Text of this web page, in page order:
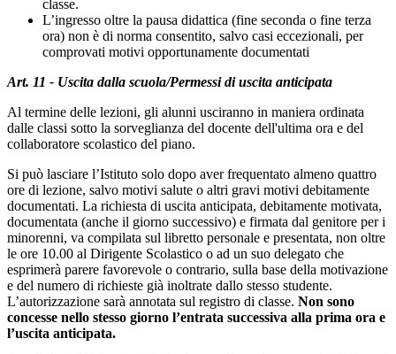
classe.
L’ingresso oltre la pausa didattica (fine seconda o fine terza
ora) non è di norma consentito, salvo casi eccezionali, per
comprovati motivi opportunamente documentati
Art. 11 - Uscita dalla scuola/Permessi di uscita anticipata
Al termine delle lezioni, gli alunni usciranno in maniera ordinata
dalle classi sotto la sorveglianza del docente dell'ultima ora e del
collaboratore scolastico del piano.
Si può lasciare l’Istituto solo dopo aver frequentato almeno quattro
ore di lezione, salvo motivi salute o altri gravi motivi debitamente
documentati. La richiesta di uscita anticipata, debitamente motivata,
documentata (anche il giorno successivo) e firmata dal genitore per i
minorenni, va compilata sul libretto personale e presentata, non oltre
le ore 10.00 al Dirigente Scolastico o ad un suo delegato che
esprimerà parere favorevole o contrario, sulla base della motivazione
e del numero di richieste già inoltrate dallo stesso studente.
L’autorizzazione sarà annotata sul registro di classe. Non sono
concesse nello stesso giorno l’entrata successiva alla prima ora e
l’uscita anticipata.